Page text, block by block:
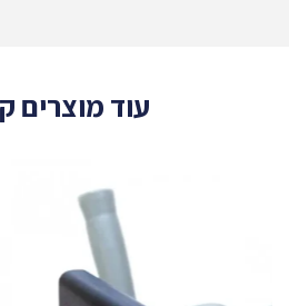
עוד מוצרים